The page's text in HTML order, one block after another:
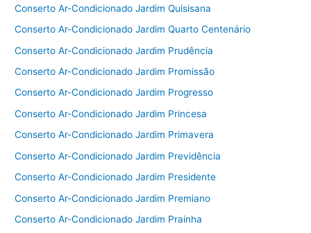
Conserto Ar-Condicionado Jardim Quisisana
Conserto Ar-Condicionado Jardim Quarto Centenário
Conserto Ar-Condicionado Jardim Prudência
Conserto Ar-Condicionado Jardim Promissão
Conserto Ar-Condicionado Jardim Progresso
Conserto Ar-Condicionado Jardim Princesa
Conserto Ar-Condicionado Jardim Primavera
Conserto Ar-Condicionado Jardim Previdência
Conserto Ar-Condicionado Jardim Presidente
Conserto Ar-Condicionado Jardim Premiano
Conserto Ar-Condicionado Jardim Prainha